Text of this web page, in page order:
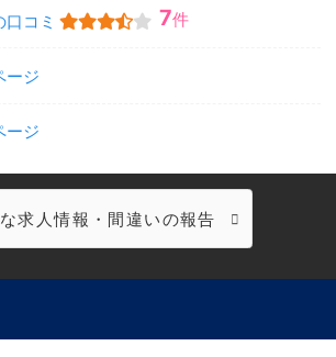
コミ 7件
ージ
ージ
求人情報・間違いの報告